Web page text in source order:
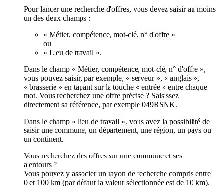
Pour lancer une recherche d'offres, vous devez saisir au moins
un des deux champs :
« Métier, compétence, mot-clé, n° d'offre »
ou
« Lieu de travail ».
Dans le champ « Métier, compétence, mot-clé, n° d'offre »,
vous pouvez saisir, par exemple, « serveur », « anglais »,
« brasserie » en tapant sur la touche « entrée » entre chaque
mot. Vous recherchez une offre précise ? Saisissez
directement sa référence, par exemple 049RSNK.
Dans le champ « lieu de travail », vous avez la possibilité de
saisir une commune, un département, une région, un pays ou
un continent.
Vous recherchez des offres sur une commune et ses
alentours ?
Vous pouvez y associer un rayon de recherche compris entre
0 et 100 km (par défaut la valeur sélectionnée est de 10 km).